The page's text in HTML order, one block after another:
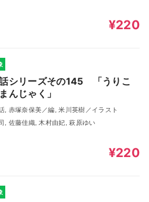
¥220
シリーズその145 「うりこ
んじゃく」
, 赤塚奈保美／編, 米川英樹／イラスト
, 佐藤佳織, 木村由妃, 萩原ゆい
¥220